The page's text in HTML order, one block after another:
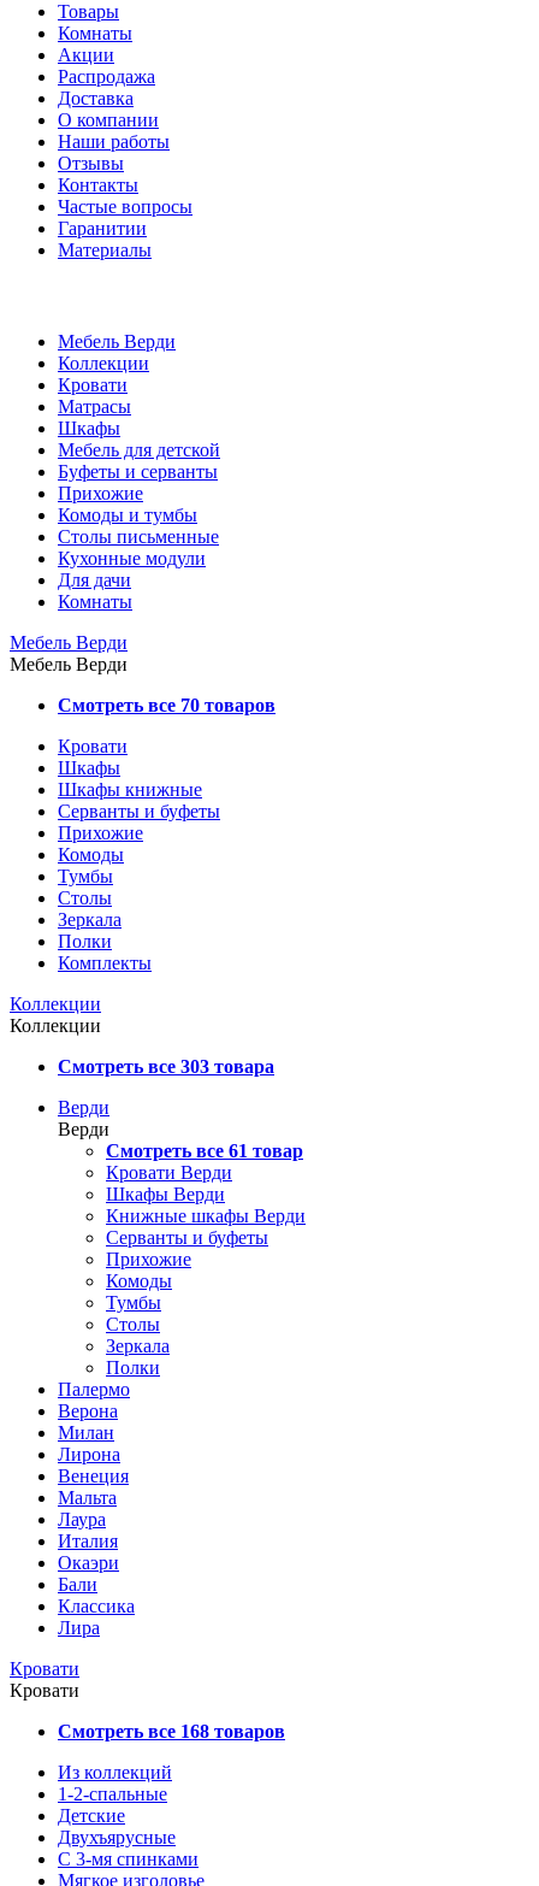
Товары
Комнаты
Акции
Распродажа
Доставка
О компании
Наши работы
Отзывы
Контакты
Частые вопросы
Гаранитии
Материалы
Мебель Верди
Коллекции
Кровати
Матрасы
Шкафы
Мебель для детской
Буфеты и серванты
Прихожие
Комоды и тумбы
Столы письменные
Кухонные модули
Для дачи
Комнаты
Мебель Верди
Мебель Верди
Смотреть все 70 товаров
Кровати
Шкафы
Шкафы книжные
Серванты и буфеты
Прихожие
Комоды
Тумбы
Столы
Зеркала
Полки
Комплекты
Коллекции
Коллекции
Смотреть все 303 товара
Верди
Верди
Смотреть все 61 товар
Кровати Верди
Шкафы Верди
Книжные шкафы Верди
Серванты и буфеты
Прихожие
Комоды
Тумбы
Столы
Зеркала
Полки
Палермо
Верона
Милан
Лирона
Венеция
Мальта
Лаура
Италия
Окаэри
Бали
Классика
Лира
Кровати
Кровати
Смотреть все 168 товаров
Из коллекций
1-2-спальные
Детские
Двухъярусные
С 3-мя спинками
Мягкое изголовье